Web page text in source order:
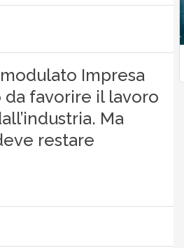
Impresa
da favorire il lavoro
Ma
restare